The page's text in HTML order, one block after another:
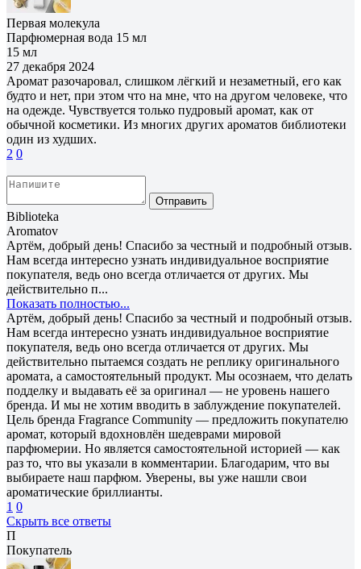
Первая молекула
Парфюмерная вода 15 мл
15 мл
27 декабря 2024
Аромат разочаровал, слишком лёгкий и незаметный, его как
будто и нет, при этом что на мне, что на другом человеке, что
на одежде. Чувствуется только пудровый аромат, как от
обычной косметики. Из многих других ароматов библиотеки
один из худших.
2 0
Отправить
Biblioteka
Aromatov
Артём, добрый день! Спасибо за честный и подробный отзыв.
Нам всегда интересно узнать индивидуальное восприятие
покупателя, ведь оно всегда отличается от других. Мы
действительно п...
Показать полностью...
Артём, добрый день! Спасибо за честный и подробный отзыв.
Нам всегда интересно узнать индивидуальное восприятие
покупателя, ведь оно всегда отличается от других. Мы
действительно пытаемся создать не реплику оригинального
аромата, а самостоятельный продукт. Мы осознаем, что делать
подделку и выдавать её за оригинал — не уровень нашего
бренда. И мы не хотим вводить в заблуждение покупателей.
Цель бренда Fragrance Community — предложить покупателю
аромат, который вдохновлён шедеврами мировой
парфюмерии. Но является самостоятельной историей — как
раз то, что вы указали в комментарии. Благодарим, что вы
выбираете наш парфюм. Уверены, вы уже нашли свои
ароматические бриллианты.
1 0
Скрыть все ответы
П
Покупатель